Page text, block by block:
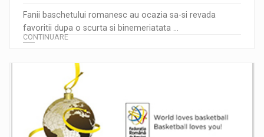
Fanii baschetului romanesc au ocazia sa-si revada
favoritii dupa o scurta si binemeriatata ...
CONTINUARE